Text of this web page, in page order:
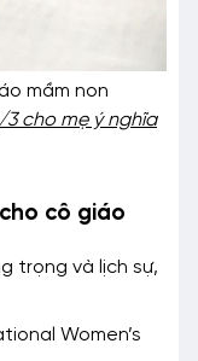
mầm non
3 cho mẹ ý nghĩa
cô giáo
trọng và lịch sự,
Women’s